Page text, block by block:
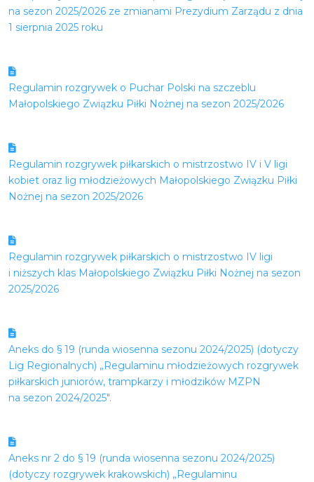
na sezon 2025/2026 ze zmianami Prezydium Zarządu z dnia
1 sierpnia 2025 roku
Regulamin rozgrywek o Puchar Polski na szczeblu
Małopolskiego Związku Piłki Nożnej na sezon 2025/2026
Regulamin rozgrywek piłkarskich o mistrzostwo IV i V ligi
kobiet oraz lig młodzieżowych Małopolskiego Związku Piłki
Nożnej na sezon 2025/2026
Regulamin rozgrywek piłkarskich o mistrzostwo IV ligi
i niższych klas Małopolskiego Związku Piłki Nożnej na sezon
2025/2026
Aneks do § 19 (runda wiosenna sezonu 2024/2025) (dotyczy
Lig Regionalnych) „Regulaminu młodzieżowych rozgrywek
piłkarskich juniorów, trampkarzy i młodzików MZPN
na sezon 2024/2025″.
Aneks nr 2 do § 19 (runda wiosenna sezonu 2024/2025)
(dotyczy rozgrywek krakowskich) „Regulaminu